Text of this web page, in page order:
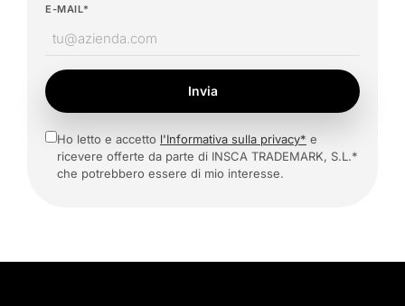
E-MAIL*
Invia
Ho letto e accetto l'Informativa sulla privacy* e
ricevere offerte da parte di INSCA TRADEMARK, S.L.*
che potrebbero essere di mio interesse.